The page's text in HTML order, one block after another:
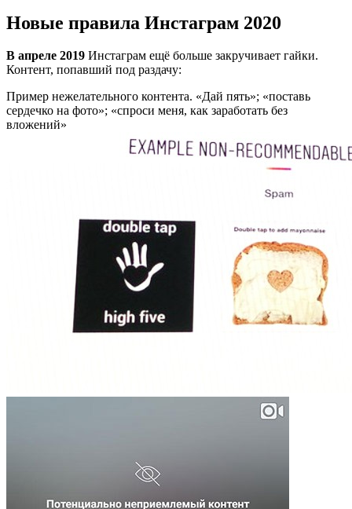
Новые правила Инстаграм 2020
В апреле 2019 Инстаграм ещё больше закручивает гайки.
Контент, попавший под раздачу:
Пример нежелательного контента. «Дай пять»; «поставь
сердечко на фото»; «спроси меня, как заработать без
вложений»